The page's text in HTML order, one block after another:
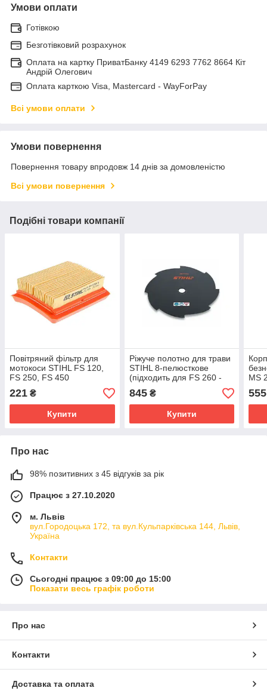
Умови оплати
Готівкою
Безготівковий розрахунок
Оплата на картку ПриватБанку 4149 6293 7762 8664 Кіт
Андрій Олегович
Оплата карткою Visa, Mastercard - WayForPay
Всі умови оплати
Умови повернення
Повернення товару впродовж 14 днів за домовленістю
Всі умови повернення
Подібні товари компанії
Повітряний фільтр для
мотокоси STIHL FS 120,
FS 250, FS 450
(41341410300)
221 ₴
Купити
Ріжуче полотно для трави
STIHL 8-пелюсткове
(підходить для FS 260 -
560) (40007133802)
845₴
Купити
MS
555
Про нас
98% позитивних з 45 відгуків за рік
Працює з 27.10.2020
м. Львів
вул.Городоцька 172, та вул.Кульпарківська 144, Львів,
Україна
Контакти
Сьогодні працює з 09:00 до 15:00
Показати весь графік роботи
Про нас
Контакти
Доставка та оплата